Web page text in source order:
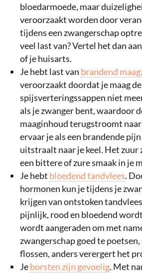
bloedarmoede, maar
veroorzaakt worden door
tijdens een zwangerschap
veel last van? Vertel het dan
of je huisarts.
Je hebt last van brandend
veroorzaakt doordat je maag de
spijsverteringssappen niet
als je zwanger bent, waardoor
maaginhoud terugstroomt
ervaar je als een brandende
uitstraalt naar je keel. Het zuur
een bittere of zure smaak in je
Je hebt bloedend tandvlees.
hormonen kun je tijdens je
krijgen van ontstoken
pijnlijk, rood en bloedend
wordt aangeraden om met
zwangerschap goed te
flossen, anders verergert het
Jeborsten zijn gevoelig. Met